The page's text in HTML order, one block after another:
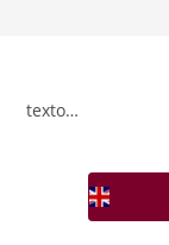
texto…